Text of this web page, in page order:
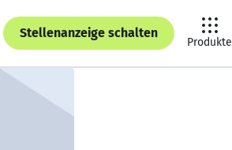
Stellenanzeige schalten
Produkte